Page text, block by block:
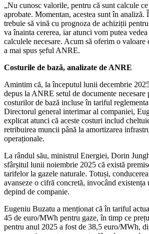
„Nu cunosc valorile, pentru că sunt calcule
aprobate. Momentan, acestea sunt în
trebuie să vină cu prognoza de achiziții
va înainta cererea, iar atunci vom putea
calculele necesare. Acum să oferim o valoare
a mai spus șeful ANRE.
Costurile de bază, analizate de ANRE
Amintim că, la începutul lunii decembrie
depus la ANRE setul de documente necesare
costurilor de bază incluse în tariful
Directorul general interimar al companiei,
explicat atunci că aceste costuri includ
retribuirea muncii până la amortizarea
operaționale.
La rândul său, ministrul Energiei, Dorin
sfârșitul lunii noiembrie 2025 că există
tarifelor la gazele naturale. Totuși,
avanseze o cifră concretă, invocând existența
depind de companie.
Eugeniu Buzatu a menționat că în tariful
45 de euro/MWh pentru gaze, în timp ce
pentru anul 2025 a fost de 38,5 euro/MWh,